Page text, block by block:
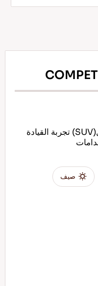
Competus H/P 3- 4ـ x4 وال(SUV) تجربة القيادة
صيف